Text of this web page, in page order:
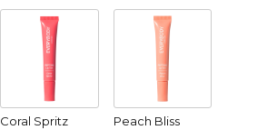
Coral Spritz Peach Bliss